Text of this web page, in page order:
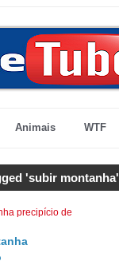
Animais WTF
'subir montanha'